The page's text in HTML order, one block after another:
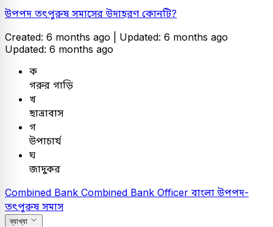
উপপদ তৎপুরুষ সমাসের উদাহরণ কোনটি?
Created: 6 months ago | Updated: 6 months ago
Updated: 6 months ago
ক
গরুর গাড়ি
খ
ছাত্রাবাস
গ
উপাচার্য
ঘ
জাদুকর
Combined Bank Combined Bank Officer বাংলাউপপদ-
তৎপুরুষ সমাস
ব্যাখ্যা